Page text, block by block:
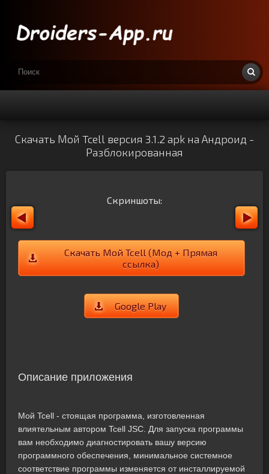
Скачать Мой Tcell версия 3.1.2 apk на Андроид -
Разблокированная
Скриншоты:
Скачать Мой Tcell (Мод + Прямая
ссылка)
Google Play
Описание приложения
Мой Tcell - стоящая программа, изготовленная
влиятельным автором Tcell JSC. Для запуска программы
вам необходимо диагностировать вашу версию
программного обеспечения, минимальное системное
соответствие программы изменяется от инсталлируемой